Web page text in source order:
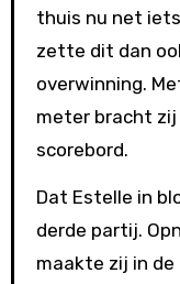
thuis nu net
zette dit dan
overwinning.
meter bracht
scorebord.
Dat Estelle in
derde partij.
maakte zij in